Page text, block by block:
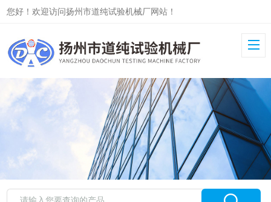
您好！欢迎访问扬州市道纯试验机械厂网站！